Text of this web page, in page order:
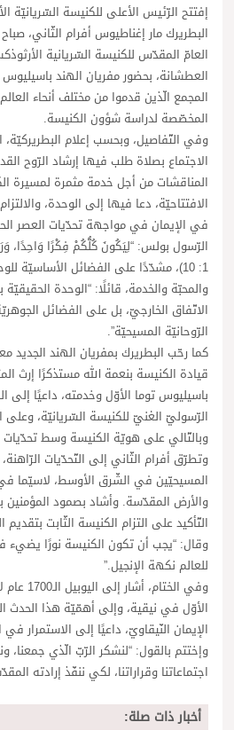
إفتتح الرّئيس الأعلى للكنيسة السّريانيّة
البطريرك مار إغناطيوس أفرام الثّاني، صباح
العامّ المقدّس للكنيسة السّريانية
العطشانة، بحضور مفريان الهند
المجمع الّذين قدموا من مختلف أنحاء
المخصّصة لدراسة شؤون الكنيسة.
وفي التّفاصيل، وبحسب إعلام البطريركيّة،
الاجتماع بصلاة طلب فيها إرشاد الرّوح
المناقشات من أجل خدمة مثمرة لمسيرة
الافتتاحيّة، دعا فيها إلى الوحدة،
في الإيمان في مواجهة تحدّيات العصر
الرّسول بولس: “لِيَكُونَ كُلُّكُمْ فِكْرًا وَاحِدًا،
1: 10)، مشدّدًا على الفضائل الأساسيّة
والمحبّة والخدمة، قائلًا: “الوحدة
الاتّفاق الخارجيّ، بل على الفضائل
الرّوحانيّة المسيحيّة”.
كما رحّب البطريرك بمفريان الهند الجديد
قيادة الكنيسة بنعمة الله مستذكرًا إرث
باسيليوس توما الأوّل وخدمته، داعيًا إلى
الرّسوليّ الغنيّ للكنيسة السّريانيّة، وعلى
وبالتّالي على هويّة الكنيسة وسط تحدّيات
وتطرّق أفرام الثّاني إلى التّحدّيات
المسيحيّين في الشّرق الأوسط، لاسيّما في
والأرض المقدّسة. وأشاد بصمود المؤمنين
التّأكيد على التزام الكنيسة الثّابت
وقال: “يجب أن تكون الكنيسة نورًا
للعالم نكهة الإنجيل.”
وفي
الأوّل في نيقية، وإلى أهمّيّة هذا الحدث
الإيمان النّيقاويّ، داعيًا إلى الاستمرار
وإختتم بالقول: “لنشكر الرّبّ الّذي جمعنا،
اجتماعاتنا وقراراتنا، لكي ننفّذ إرادته
أخبار ذات صلة: